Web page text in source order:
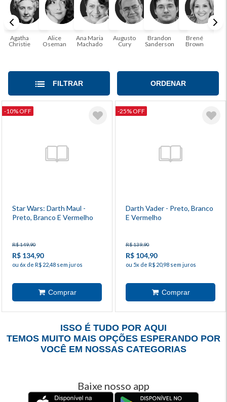
transforma vidas e estamos aqui para ajudar a transformar a
sua! Tenha certeza, temos o livro perfeito para você!
Agatha
Christie
Alice
Oseman
Ana Maria
Machado
Augusto
Cury
Brandon
Sanderson
Brené
Brown
FILTRAR ORDENAR
-10% OFF
Star Wars: Darth Maul -
Preto, Branco E Vermelho
R$ 149,90
R$ 134,90
ou 6x de R$ 22,48 sem juros
-25% OFF
Darth Vader - Preto, Branco
E Vermelho
R$ 139,90
R$ 104,90
ou 5x de R$ 20,98 sem juros
ISSO É TUDO POR AQUI
TEMOS MUITO MAIS OPÇÕES ESPERANDO POR
VOCÊ EM NOSSAS CATEGORIAS
Baixe nosso app